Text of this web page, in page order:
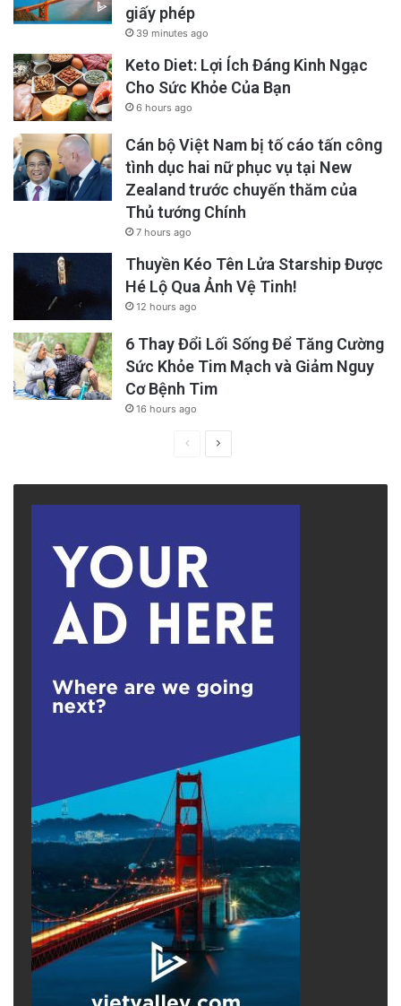
giấy phép
39 minutes ago
Keto Diet: Lợi Ích Đáng Kinh Ngạc
Cho Sức Khỏe Của Bạn
6 hours ago
Cán bộ Việt Nam bị tố cáo tấn công
tình dục hai nữ phục vụ tại New
Zealand trước chuyến thăm của
Thủ tướng Chính
7 hours ago
Thuyền Kéo Tên Lửa Starship Được
Hé Lộ Qua Ảnh Vệ Tinh!
12 hours ago
6 Thay Đổi Lối Sống Để Tăng Cường
Sức Khỏe Tim Mạch và Giảm Nguy
Cơ Bệnh Tim
16 hours ago
PreviousNext